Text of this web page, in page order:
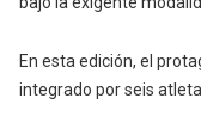
En esta edición, el
integrado por seis